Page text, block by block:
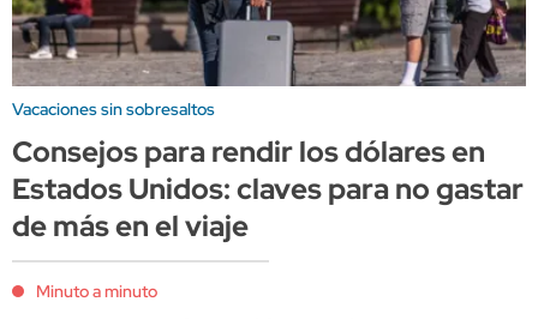
Vacaciones sin sobresaltos
Consejos para rendir los dólares en
Estados Unidos: claves para no gastar
de más en el viaje
Minuto a minuto